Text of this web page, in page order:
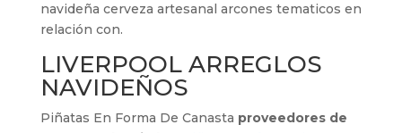
navideña cerveza artesanal arcones tematicos en
relación con.
LIVERPOOL ARREGLOS
NAVIDEÑOS
Piñatas En Forma De Canasta proveedores de